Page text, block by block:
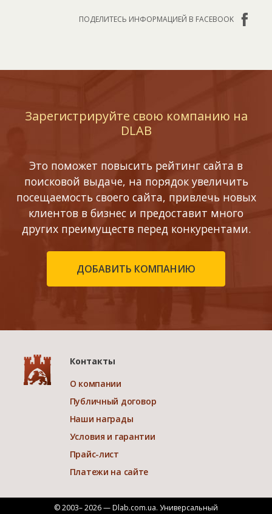
ПОДЕЛИТЕСЬ ИНФОРМАЦИЕЙ В FACEBOOK
Зарегистрируйте свою компанию на
DLAB
Это поможет повысить рейтинг сайта в
поисковой выдаче, на порядок увеличить
посещаемость своего сайта, привлечь новых
клиентов в бизнес и предоставит много
других преимуществ перед конкурентами.
ДОБАВИТЬ КОМПАНИЮ
Контакты
О компании
Публичный договор
Наши награды
Условия и гарантии
Прайс-лист
Платежи на сайте
© 2003– 2026 — Dlab.com.ua. Универсальный